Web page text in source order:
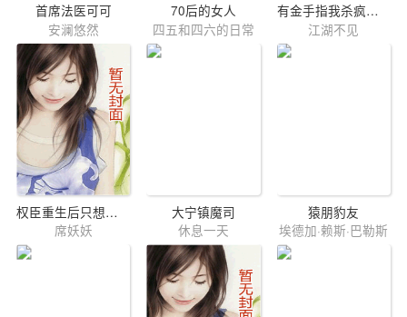
首席法医可可
安澜悠然
70后的女人
四五和四六的日常
有金手指我杀疯了[快穿]
江湖不见
权臣重生后只想搞事业
席妖妖
大宁镇魔司
休息一天
猿朋豹友
埃德加·赖斯·巴勒斯